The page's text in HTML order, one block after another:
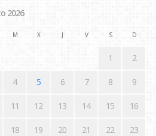
2026
M X J V S D
1 2
4 5 6 7 8 9
11 12 13 14 15 16
18 19 20 21 22 23